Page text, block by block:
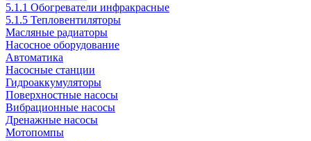
5.1.1 Обогреватели инфракрасные
5.1.5 Тепловентиляторы
Масляные радиаторы
Насосное оборудование
Автоматика
Насосные станции
Гидроаккумуляторы
Поверхностные насосы
Вибрационные насосы
Дренажные насосы
Мотопомпы